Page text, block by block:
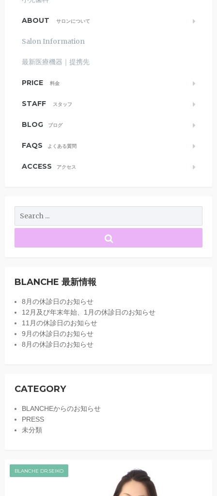
ABOUT サロンについて
Salon Information
最新医療機器｜提携先
PRICE 料金
STAFF スタッフ
BLOG ブログ
FAQS よくある質問
ACCESS アクセス
BLANCHE 最新情報
8月の休診日のお知らせ
12月及び年末年始、1月の休診日のお知らせ
11月の休診日のお知らせ
9月の休診日のお知らせ
8月の休診日のお知らせ
CATEGORY
BLANCHEからのお知らせ
PRESS
未分類
BLANCHE DR.SEIKO